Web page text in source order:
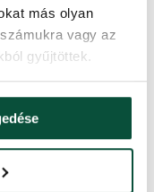
más olyan
vagy az
gyűjtöttek.
a fa csúcsa